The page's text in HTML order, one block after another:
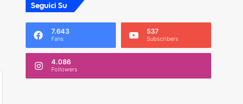
Seguici Su
7.643
Fans
537
Subscribers
4.086
Followers